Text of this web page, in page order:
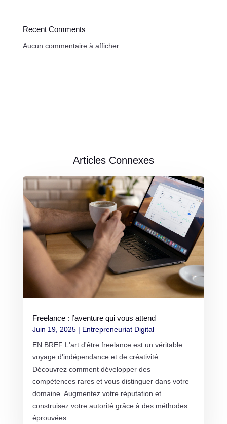
Recent Comments
Aucun commentaire à afficher.
Articles Connexes
Freelance : l’aventure qui vous attend
Juin 19, 2025| Entrepreneuriat Digital
EN BREF L'art d'être freelance est un véritable
voyage d'indépendance et de créativité.
Découvrez comment développer des
compétences rares et vous distinguer dans votre
domaine. Augmentez votre réputation et
construisez votre autorité grâce à des méthodes
éprouvées....